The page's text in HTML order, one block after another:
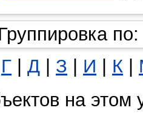
Г | Д | З | И | К |
на этом